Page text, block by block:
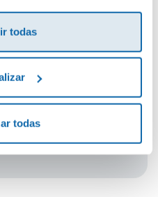
todas
todas
este producto!
sesión para poder valorarlo